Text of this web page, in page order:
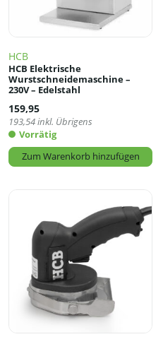
HCB
HCB Elektrische
Wurstschneidemaschine –
230V – Edelstahl
159,95
193,54inkl. Übrigens
Vorrätig
Zum Warenkorb hinzufügen